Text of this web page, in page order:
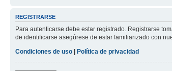
REGISTRARSE
Para autenticarse debe estar registrado. Registrarse
de identificarse asegúrese de estar familiarizado con
Condiciones de uso | Política de privacidad